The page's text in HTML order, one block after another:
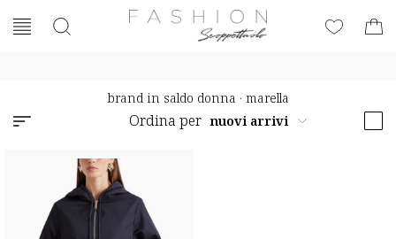
brand in saldo donna · marella
Ordina per